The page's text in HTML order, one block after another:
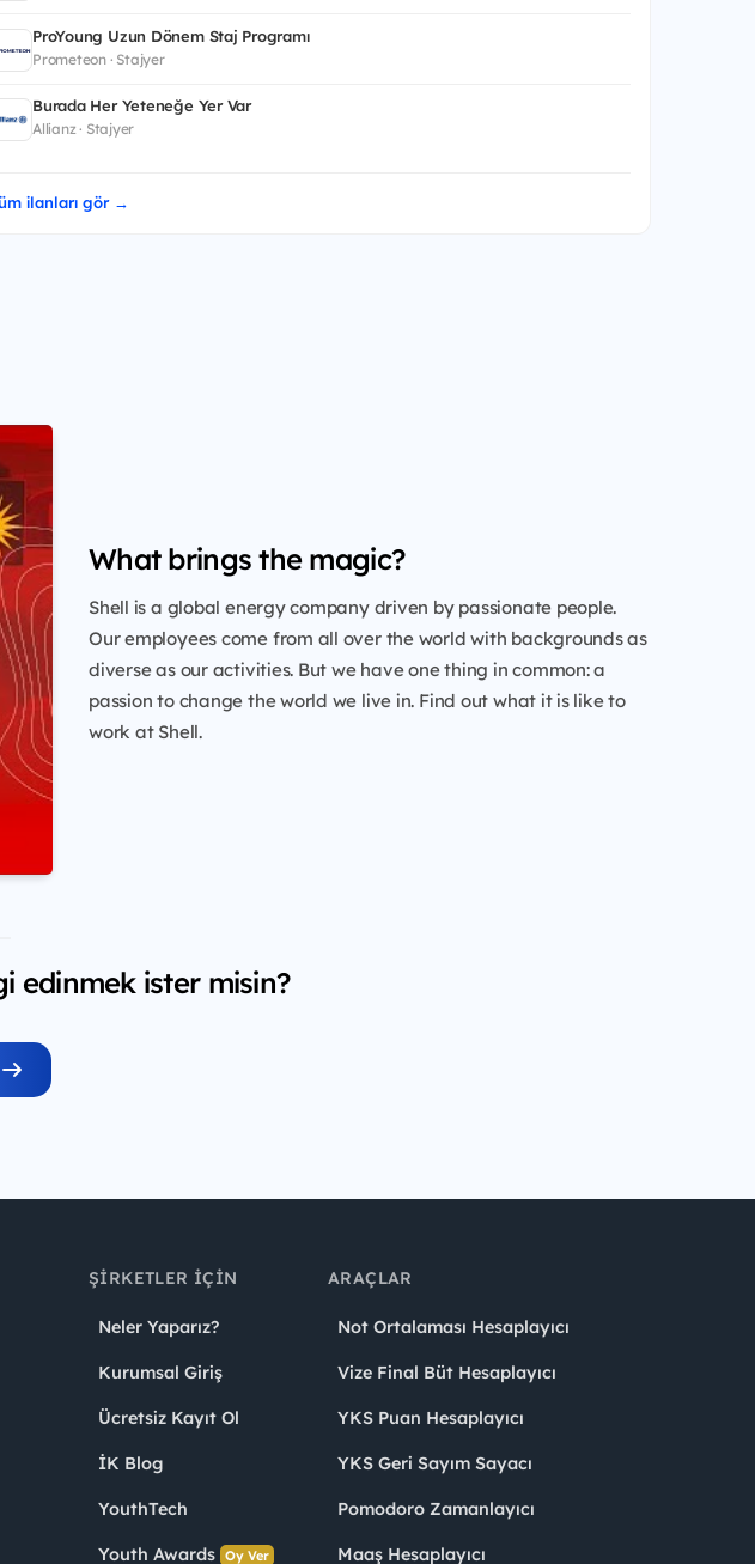
ProYoung Uzun Dönem Staj Programı
Prometeon · Stajyer
Burada Her Yeteneğe Yer Var
Allianz · Stajyer
ilanları gör →
What brings the magic?
Shell is a global energy company driven by passionate people.
Our employees come from all over the world with backgrounds as
diverse as our activities. But we have one thing in common: a
passion to change the world we live in. Find out what it is like to
work at Shell.
edinmek ister misin?
ŞIRKETLER İÇIN
Neler Yaparız?
Kurumsal Giriş
Ücretsiz Kayıt Ol
İK Blog
YouthTech
Youth Awards Oy Ver
ARAÇLAR
Not Ortalaması Hesaplayıcı
Vize Final Büt Hesaplayıcı
YKS Puan Hesaplayıcı
YKS Geri Sayım Sayacı
Pomodoro Zamanlayıcı
Maaş Hesaplayıcı